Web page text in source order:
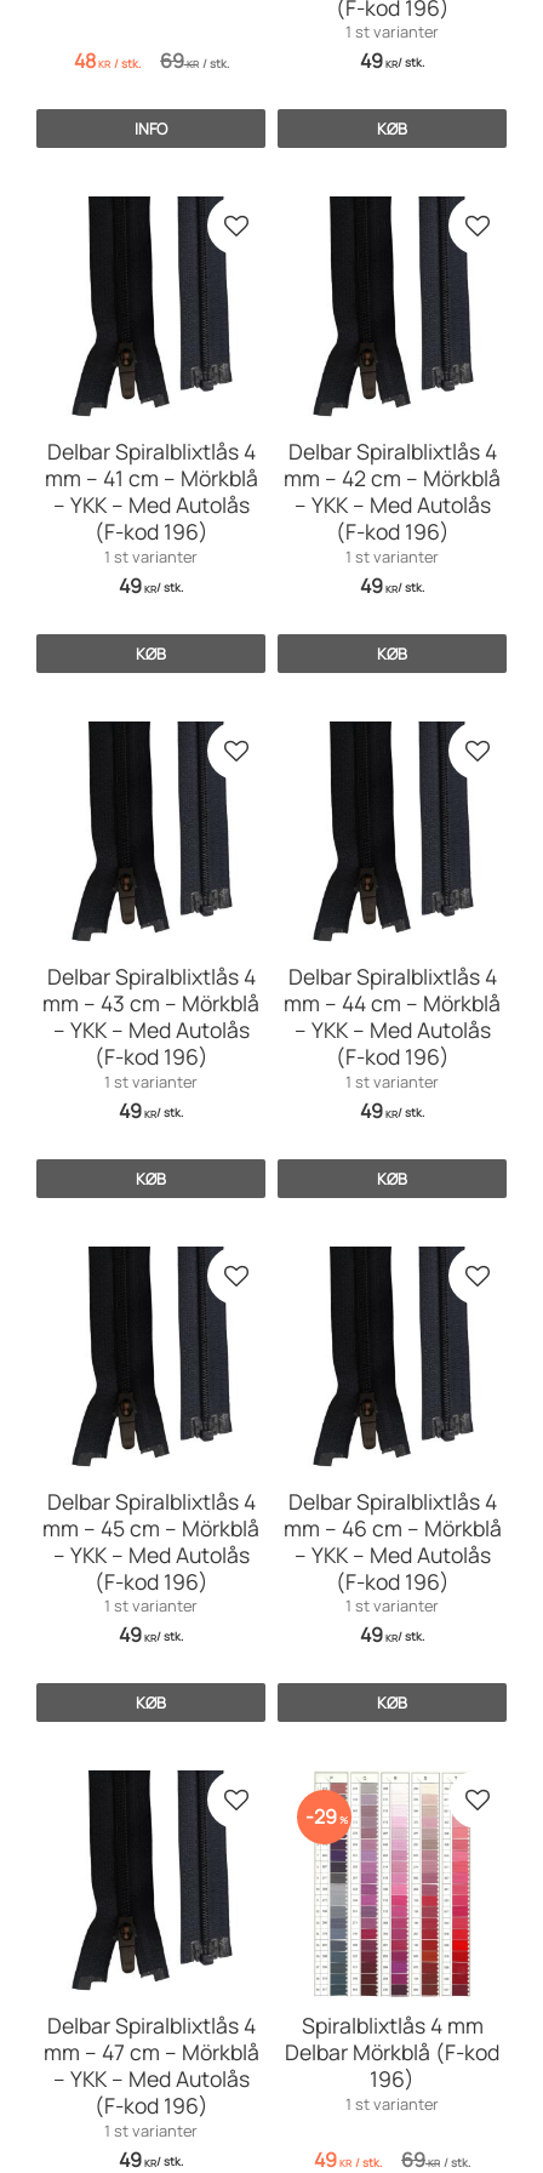
48KR /stk. 69KR /stk.
INFO
(F-kod 196)
1 st varianter
49KR/stk.
KØB
Delbar Spiralblixtlås 4
mm – 41 cm – Mörkblå
– YKK – Med Autolås
(F-kod 196)
1 st varianter
49KR/stk.
Gem som favorit
KØB
Delbar Spiralblixtlås 4
mm – 42 cm – Mörkblå
– YKK – Med Autolås
(F-kod 196)
1 st varianter
49KR/stk.
Gem
KØB
Delbar Spiralblixtlås 4
mm – 43 cm – Mörkblå
– YKK – Med Autolås
(F-kod 196)
1 st varianter
49KR/stk.
Gem som favorit
KØB
Delbar Spiralblixtlås 4
mm – 44 cm – Mörkblå
– YKK – Med Autolås
(F-kod 196)
1 st varianter
49KR/stk.
Gem
KØB
Delbar Spiralblixtlås 4
mm – 45 cm – Mörkblå
– YKK – Med Autolås
(F-kod 196)
1 st varianter
49KR/stk.
Gem som favorit
KØB
Delbar Spiralblixtlås 4
mm – 46 cm – Mörkblå
– YKK – Med Autolås
(F-kod 196)
1 st varianter
49KR/stk.
Gem
KØB
Delbar Spiralblixtlås 4
mm – 47 cm – Mörkblå
– YKK – Med Autolås
(F-kod 196)
1 st varianter
49KR/stk.
Gem som favorit
Spiralblixtlås 4 mm
Delbar Mörkblå (F-kod
196)
1 st varianter
49KR /stk. 69KR /stk.
29% Gem